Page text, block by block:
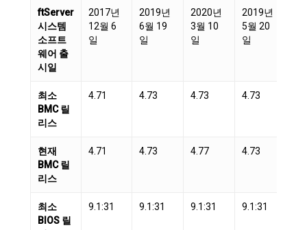
ftServer
시스템
소프트
웨어 출
시일
2017년
12월 6
일
2019년
6월 19
일
2020년
3월 10
일
2019년
5월 20
일
최소
BMC 릴
리스
4.71 4.73 4.73 4.73
현재
BMC 릴
리스
4.71 4.73 4.77 4.73
최소
BIOS 릴
9.1:31 9.1:31 9.1:31 9.1:31